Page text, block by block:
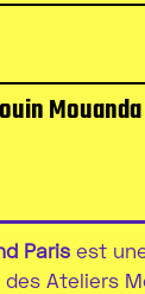
Mouanda
Paris est
Ateliers